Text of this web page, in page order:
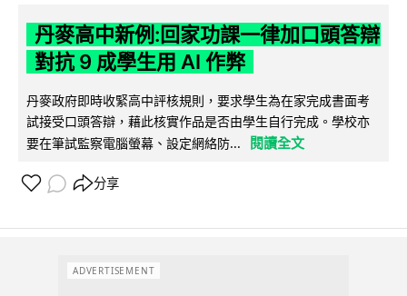
丹麥高中新例:回家功課一律加口頭答辯
對抗 9 成學生用 AI 作弊
丹麥政府即時收緊高中評核規則，要求學生為在家完成書面考
試接受口頭答辯，藉此核實作品是否由學生自行完成。學校亦
要在筆試監察電腦螢幕、設定網絡防...
閱讀全文
分享
ADVERTISEMENT